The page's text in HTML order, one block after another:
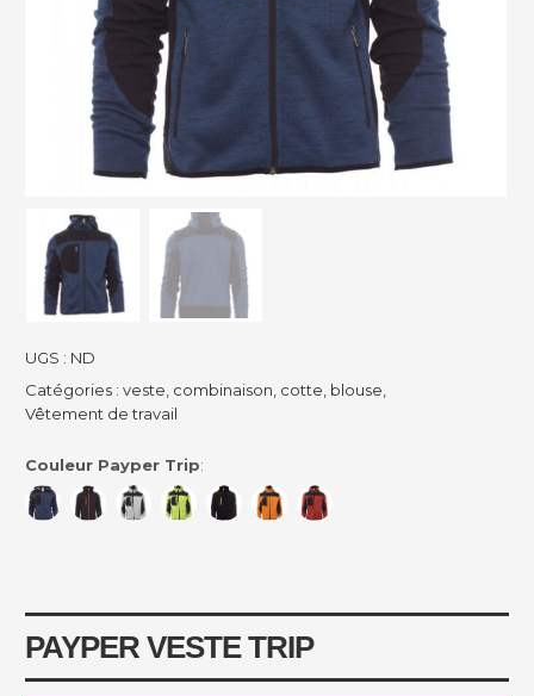
UGS : ND
Catégories :veste, combinaison, cotte, blouse
Vêtement de travail
Couleur Payper Trip:
PAYPER VESTE TRIP